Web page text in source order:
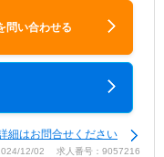
問い合わせる
はお問合せください
12/02 求人番号：9057216